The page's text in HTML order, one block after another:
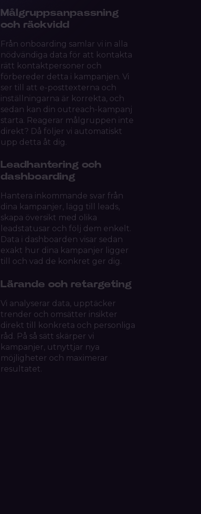
Målgruppsanpassning
och räckvidd
Från onboarding samlar vi in alla
nödvändiga data för att kontakta
rätt kontaktpersoner och
förbereder detta i kampanjen. Vi
ser till att e-posttexterna och
inställningarna är korrekta, och
sedan kan din outreach-kampanj
starta. Reagerar målgruppen inte
direkt? Då följer vi automatiskt
upp detta åt dig.
Leadhantering och
dashboarding
Hantera inkommande svar från
dina kampanjer, lägg till leads,
skapa översikt med olika
leadstatusar och följ dem enkelt.
Data i dashboarden visar sedan
exakt hur dina kampanjer ligger
till och vad de konkret ger dig.
Lärande och retargeting
Vi analyserar data, upptäcker
trender och omsätter insikter
direkt till konkreta och personliga
råd. På så sätt skärper vi
kampanjer, utnyttjar nya
möjligheter och maximerar
resultatet.